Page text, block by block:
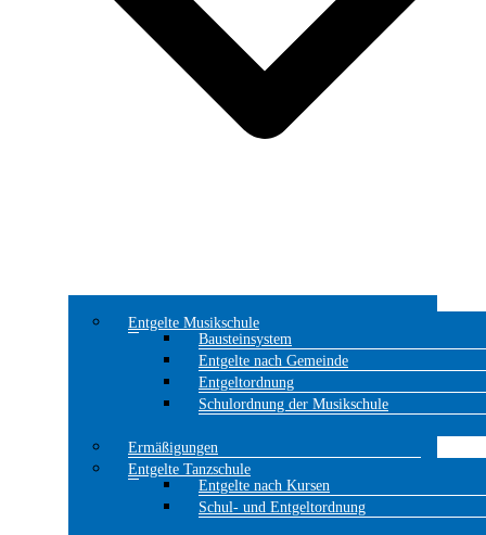
Entgelte Musikschule
Bausteinsystem
Entgelte nach Gemeinde
Entgeltordnung
Schulordnung der Musikschule
Ermäßigungen
Entgelte Tanzschule
Entgelte nach Kursen
Schul- und Entgeltordnung